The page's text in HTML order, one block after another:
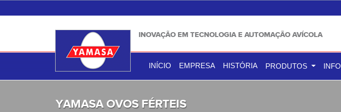
INOVAÇÃO EM TECNOLOGIA E AUTOMAÇÃO AVÍCOLA
INÍCIO EMPRESA HISTÓRIA PRODUTOS
YAMASA OVOS FÉRTEIS